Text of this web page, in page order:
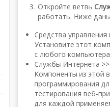
Откройте ветвь
работать. Ниже
Средства
Установите этот
с любого
Службы Интернета
Компоненты из этой
программирования
тестирования веб-
для каждой